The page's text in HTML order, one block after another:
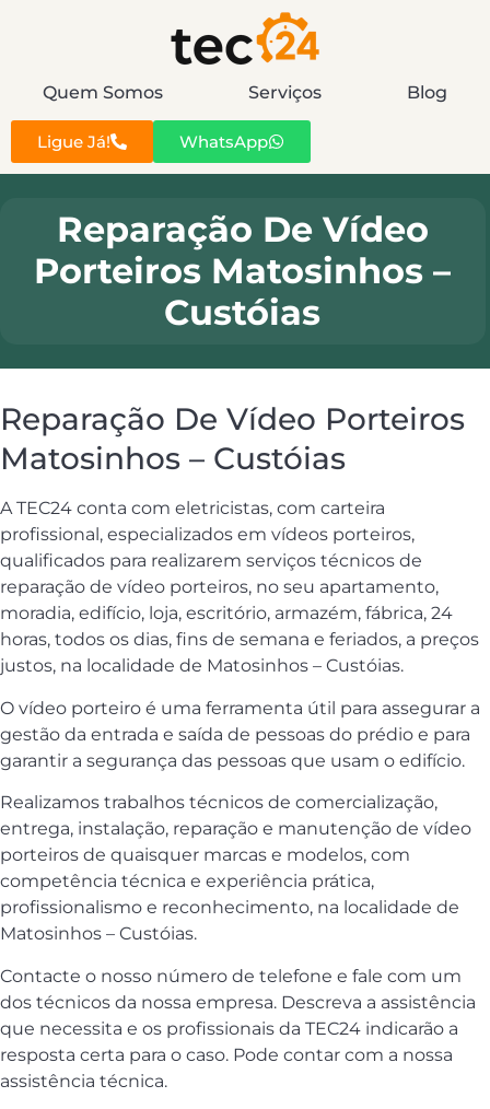
Quem Somos Serviços Blog
Ligue Já! WhatsApp
Reparação De Vídeo
Porteiros Matosinhos –
Custóias
Reparação De Vídeo Porteiros
Matosinhos – Custóias
A TEC24 conta com eletricistas, com carteira
profissional, especializados em vídeos porteiros,
qualificados para realizarem serviços técnicos de
reparação de vídeo porteiros, no seu apartamento,
moradia, edifício, loja, escritório, armazém, fábrica, 24
horas, todos os dias, fins de semana e feriados, a preços
justos, na localidade de Matosinhos – Custóias.
O vídeo porteiro é uma ferramenta útil para assegurar a
gestão da entrada e saída de pessoas do prédio e para
garantir a segurança das pessoas que usam o edifício.
Realizamos trabalhos técnicos de comercialização,
entrega, instalação, reparação e manutenção de vídeo
porteiros de quaisquer marcas e modelos, com
competência técnica e experiência prática,
profissionalismo e reconhecimento, na localidade de
Matosinhos – Custóias.
Contacte o nosso número de telefone e fale com um
dos técnicos da nossa empresa. Descreva a assistência
que necessita e os profissionais da TEC24 indicarão a
resposta certa para o caso. Pode contar com a nossa
assistência técnica.